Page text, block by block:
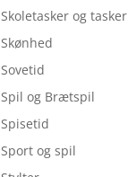
Skoletasker og tasker
Skønhed
Sovetid
Spil og Brætspil
Spisetid
Sport og spil